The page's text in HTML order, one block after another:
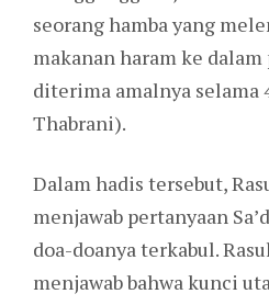
seorang hamba yang
makanan haram ke
diterima amalnya selama
Thabrani).
Dalam hadis tersebut,
menjawab pertanyaan
doa-doanya terkabul.
menjawab bahwa kunci